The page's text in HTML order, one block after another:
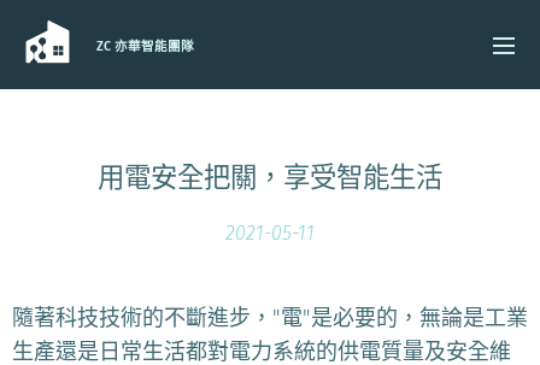
ZC 亦華智能團隊
用電安全把關，享受智能生活
2021-05-11
隨著科技技術的不斷進步，"電"是必要的，無論是工業
生產還是日常生活都對電力系統的供電質量及安全維